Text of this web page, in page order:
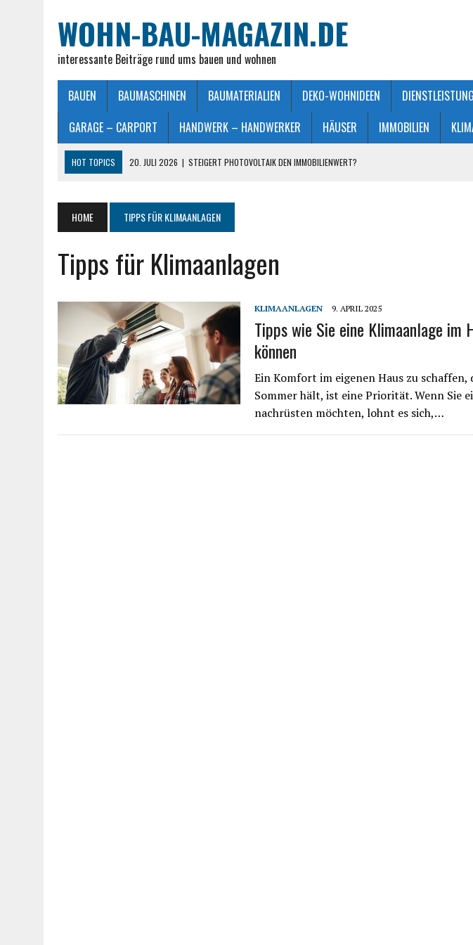
WOHN-BAU-MAGAZIN.DE
interessante Beiträge rund ums bauen und wohnen
BAUEN BAUMASCHINEN BAUMATERIALIEN DEKO-WOHNIDEEN
GARAGE – CARPORT
HANDWERK – HANDWERKER HÄUSER IMMOBILIEN
HOT TOPICS 20. JULI 2026 | STEIGERT PHOTOVOLTAIK DEN IMMOBILIENWERT?
25. JUNI 2026 | FRANZÖSISCHES DOPPELBETT: MASSE, VORTEILE UND KAUFBERATUNG
23. JULI 2026
SO EINFACH GELINGT – DIE PERFEKTE TERRASSENGESTALTUNG
HOME TIPPS FÜR KLIMAANLAGEN
Tipps für Klimaanlagen
KLIMAANLAGEN 9. APRIL 2025
Tipps wie Sie eine Klimaanlage im
können
Ein Komfort im eigenen Haus zu schaffen,
Sommer hält, ist eine Priorität. Wenn Sie
nachrüsten möchten, lohnt es sich,…